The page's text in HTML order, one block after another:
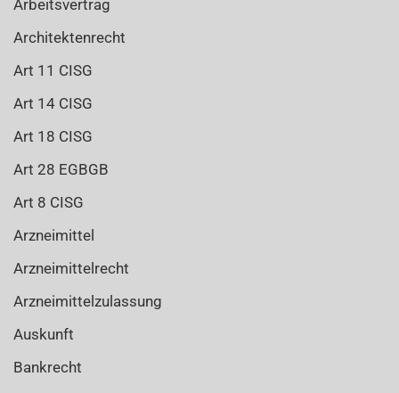
Arbeitsvertrag
Architektenrecht
Art 11 CISG
Art 14 CISG
Art 18 CISG
Art 28 EGBGB
Art 8 CISG
Arzneimittel
Arzneimittelrecht
Arzneimittelzulassung
Auskunft
Bankrecht